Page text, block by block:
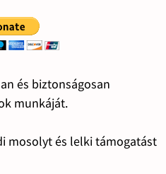
és biztonságosan
munkáját.
mosolyt és lelki támogatást